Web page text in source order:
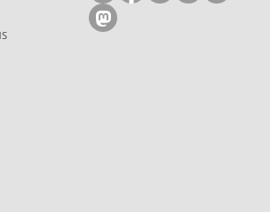
Volg ons op mastodon